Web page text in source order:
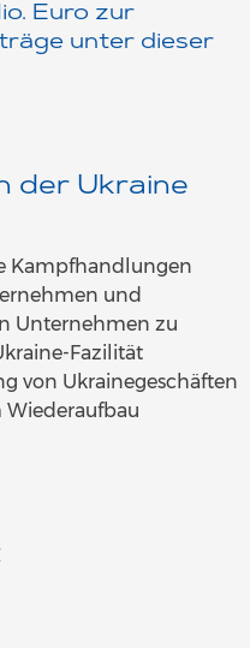
Euro zur
unter dieser
der Ukraine
Kampfhandlungen
und
Unternehmen zu
Fazilität
von Ukrainegeschäften